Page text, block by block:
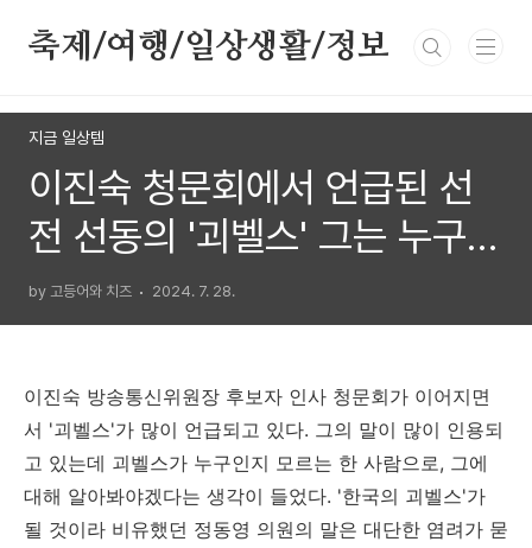
축제/여행/일상생활/정보
지금 일상템
이진숙 청문회에서 언급된 선
전 선동의 '괴벨스' 그는 누구인
가?
by 고등어와 치즈 2024. 7. 28.
이진숙 방송통신위원장 후보자 인사 청문회가 이어지면
서 '괴벨스'가 많이 언급되고 있다. 그의 말이 많이 인용되
고 있는데 괴벨스가 누구인지 모르는 한 사람으로, 그에
대해 알아봐야겠다는 생각이 들었다. '한국의 괴벨스'가
될 것이라 비유했던 정동영 의원의 말은 대단한 염려가 묻